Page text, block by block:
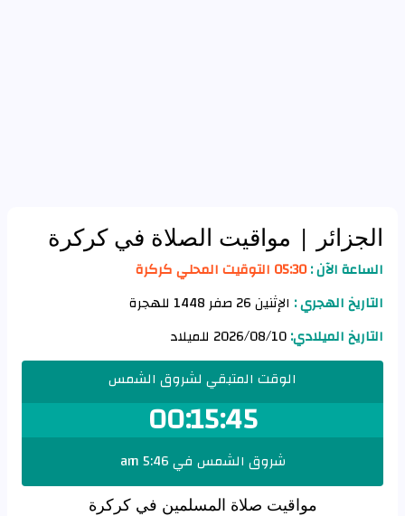
الجزائر | مواقيت الصلاة في كركرة
الساعة الآن :05:30 التوقيت المحلي كركرة
التاريخ الهجري : الإثنين 26 صفر 1448 للهجرة
التاريخ الميلادي:
الوقت المتبقي لشروق الشمس
00:15:45
شروق الشمس في 5:46 am
مواقيت صلاة المسلمين في كركرة